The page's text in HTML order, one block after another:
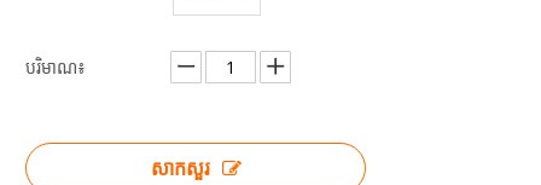
បរិមាណ៖
សាកសួរ